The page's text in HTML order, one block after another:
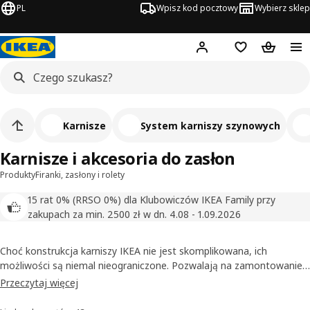
PL Wpisz kod pocztowy Wybierz sklep
Hej! Zaloguj się
Lista zakupowa
Koszyk
ProduktyFiranki, zasłony i rolety
15 rat 0% (RRSO 0%) dla Klubowiczów IKEA Family przy
zakupach za min. 2500 zł w dn. 4.08 - 1.09.2026
Karnisze i akcesoria do zasłon
Karnisze System karniszy szynowych
Choć konstrukcja karniszy IKEA nie jest skomplikowana, ich
możliwości są niemal nieograniczone. Pozwalają na zamontowanie
zasłon tradycyjnych lub panelowych na dowolnej szerokości okna, a
Przeczytaj więcej